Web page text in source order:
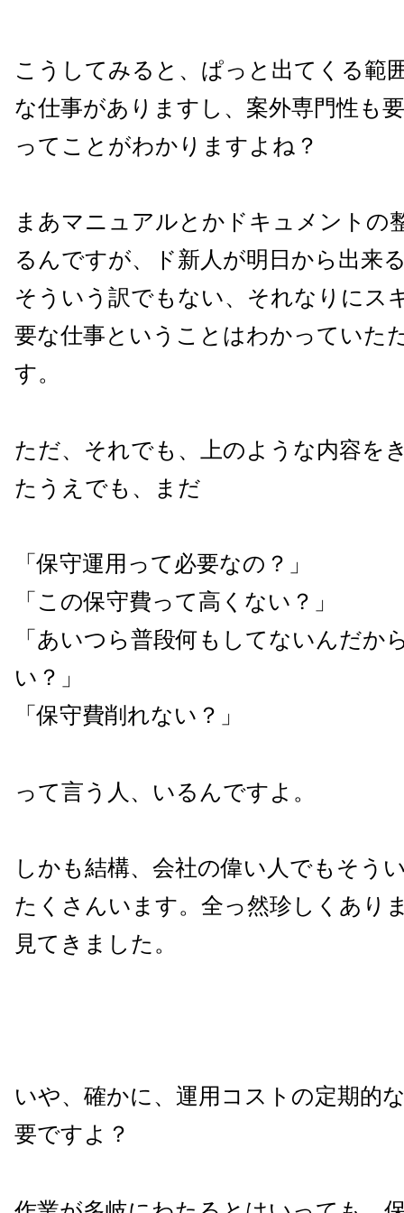
こうしてみると、ぱっと出てくる範
な仕事がありますし、案外専門性も
ってことがわかりますよね？
まあマニュアルとかドキュメントの
るんですが、ド新人が明日から出来
そういう訳でもない、それなりにス
要な仕事ということはわかっていた
す。
ただ、それでも、上のような内容を
たうえでも、まだ
「保守運用って必要なの？」
「この保守費って高くない？」
「あいつら普段何もしてないんだか
い？」
「保守費削れない？」
って言う人、いるんですよ。
しかも結構、会社の偉い人でもそう
たくさんいます。全っ然珍しくあり
見てきました。
いや、確かに、運用コストの定期的
要ですよ？